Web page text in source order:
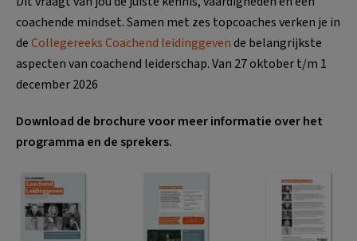
coachende mindset. Samen met zes topcoaches verken je in
deCollegereeks Coachend leidinggevende belangrijkste
aspecten van coachend leiderschap. Van 27 oktober t/m 1
december 2026
Download de brochure voor meer informatie over het
programma en de sprekers.